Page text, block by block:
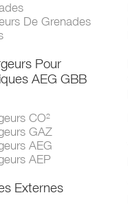
De Grenades
Pour
AEG GBB
CO²
GAZ
AEG
AEP
Externes